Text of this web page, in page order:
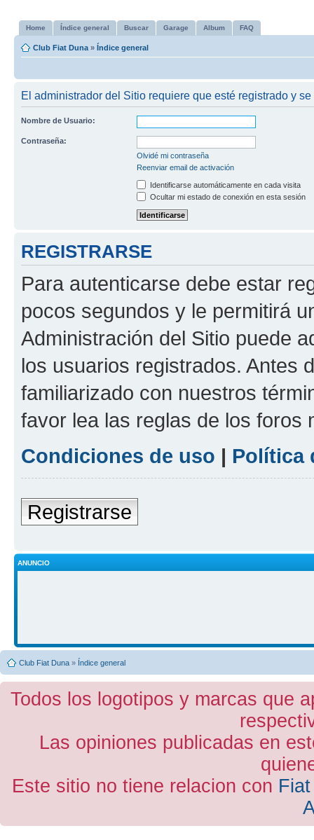
Home Índice general Buscar Garage Album FAQ
Club Fiat Duna » Índice general
El administrador del Sitio requiere que esté registrado y
Nombre de Usuario:
Contraseña:
Olvidé mi contraseña
Reenviar email de activación
Identificarse automáticamente en cada visita
Ocultar mi estado de conexión en esta sesión
REGISTRARSE
Para autenticarse debe estar
pocos segundos y le permitirá
Administración del Sitio puede
los usuarios registrados. Antes
familiarizado con nuestros
favor lea las reglas de los foros
Condiciones de uso | Política
Registrarse
ANUNCIO
Club Fiat Duna » Índice general
Todos los logotipos y marcas que
Las opiniones publicadas en
Este sitio no tiene relacion con